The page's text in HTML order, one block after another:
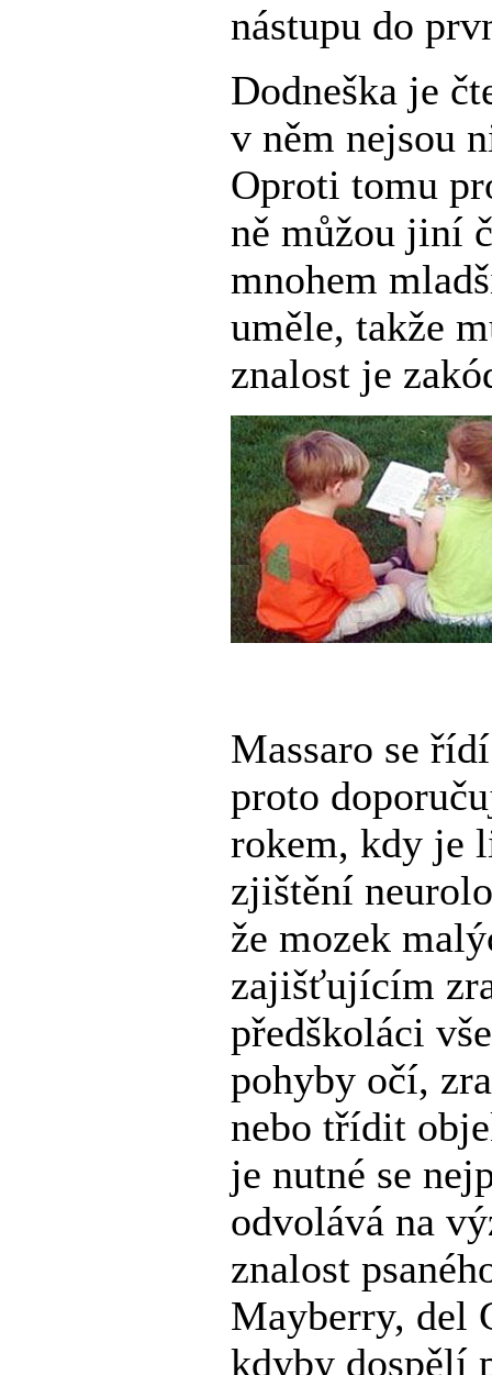
nástupu do
Dodneška je
v něm nejsou
Oproti tomu
ně můžou jiní
mnohem
uměle, takže
znalost je
Massaro se
proto
rokem, kdy je
zjištění
že mozek
zajišťujícím
předškoláci
pohyby očí,
nebo třídit
je nutné se
odvolává na
znalost
Mayberry, del
kdyby dospělí